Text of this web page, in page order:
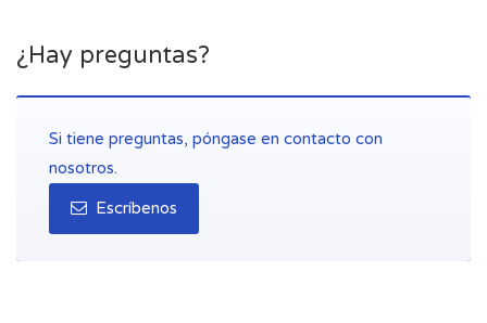
¿Hay preguntas?
Si tiene preguntas, póngase en contacto con
nosotros.
Escríbenos